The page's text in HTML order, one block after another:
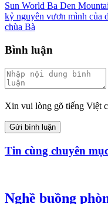
Sun World Ba Den
kỷ nguyên vươn mình của
chùa Bà
Bình luận
Xin vui lòng gõ tiếng Việt
Gửi bình luận
Tin cùng chuyên
Nghề buồng